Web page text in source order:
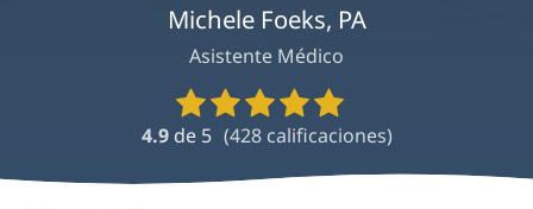
Michele Foeks, PA
Asistente Médico
Calificaciones
y
reseñas
proveedores
4.9 de 5 (428calificaciones)